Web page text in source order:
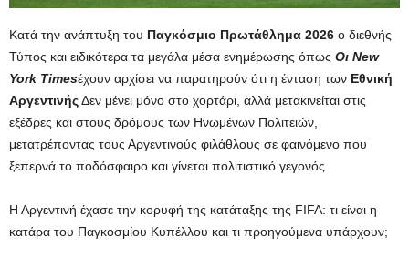
Κατά την ανάπτυξη του Παγκόσμιο Πρωτάθλημα 2026 ο διεθνής
Τύπος και ειδικότερα τα μεγάλα μέσα ενημέρωσης όπως Οι New
York Timesέχουν αρχίσει να παρατηρούν ότι η ένταση των Εθνική
ΑργεντινήςΔεν μένει μόνο στο χορτάρι, αλλά μετακινείται στις
εξέδρες και στους δρόμους των Ηνωμένων Πολιτειών,
μετατρέποντας τους Αργεντινούς φιλάθλους σε φαινόμενο που
ξεπερνά το ποδόσφαιρο και γίνεται πολιτιστικό γεγονός.
Η Αργεντινή έχασε την κορυφή της κατάταξης της FIFA: τι είναι η
κατάρα του Παγκοσμίου Κυπέλλου και τι προηγούμενα υπάρχουν;